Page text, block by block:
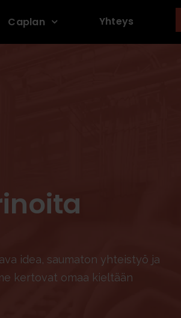
Caplan Yhteys
idea, saumaton yhteistyö ja
kertovat omaa kieltään